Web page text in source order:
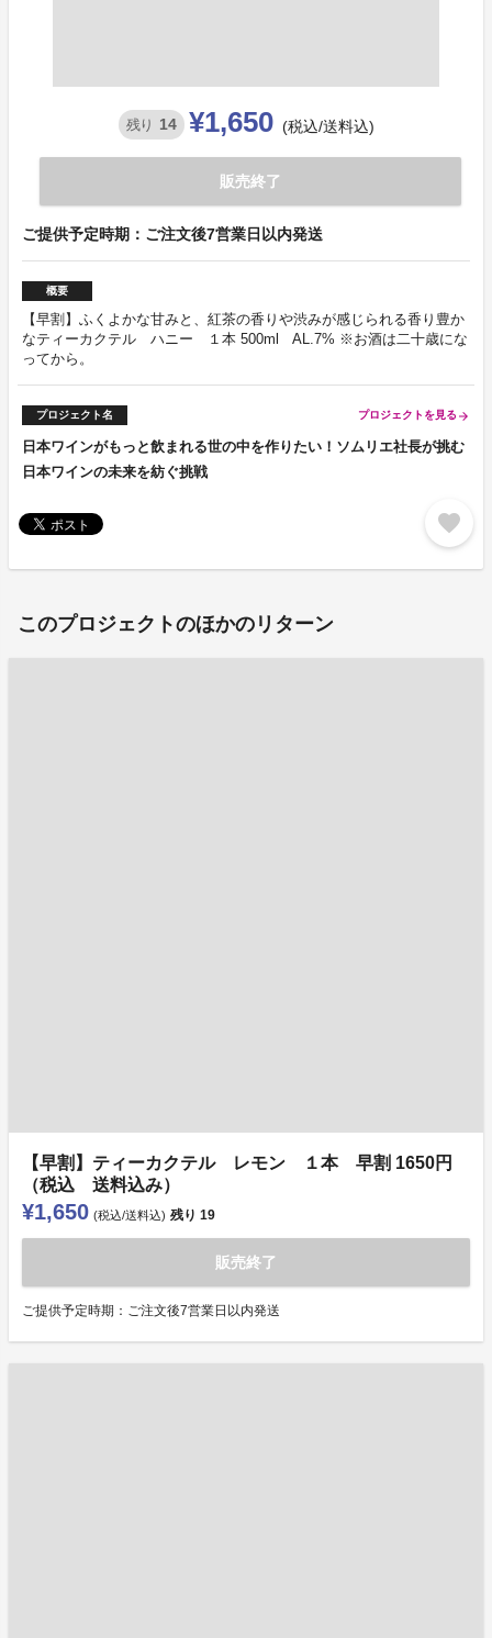
残り 14 ¥1,650 (税込/送料込)
販売終了
ご提供予定時期：ご注文後7営業日以内発送
概要
【早割】ふくよかな甘みと、紅茶の香りや渋みが感じられる香り豊か
なティーカクテル ハニー １本 500ml AL.7% ※お酒は二十歳にな
ってから。
プロジェクト名 プロジェクトを見る arrow_forward
日本ワインがもっと飲まれる世の中を作りたい！ソムリエ社長が挑む
日本ワインの未来を紡ぐ挑戦
favorite
このプロジェクトのほかのリターン
【早割】ティーカクテル レモン １本 早割 1650円
（税込 送料込み）
¥1,650 (税込/送料込) 残り 19
販売終了
ご提供予定時期：ご注文後7営業日以内発送